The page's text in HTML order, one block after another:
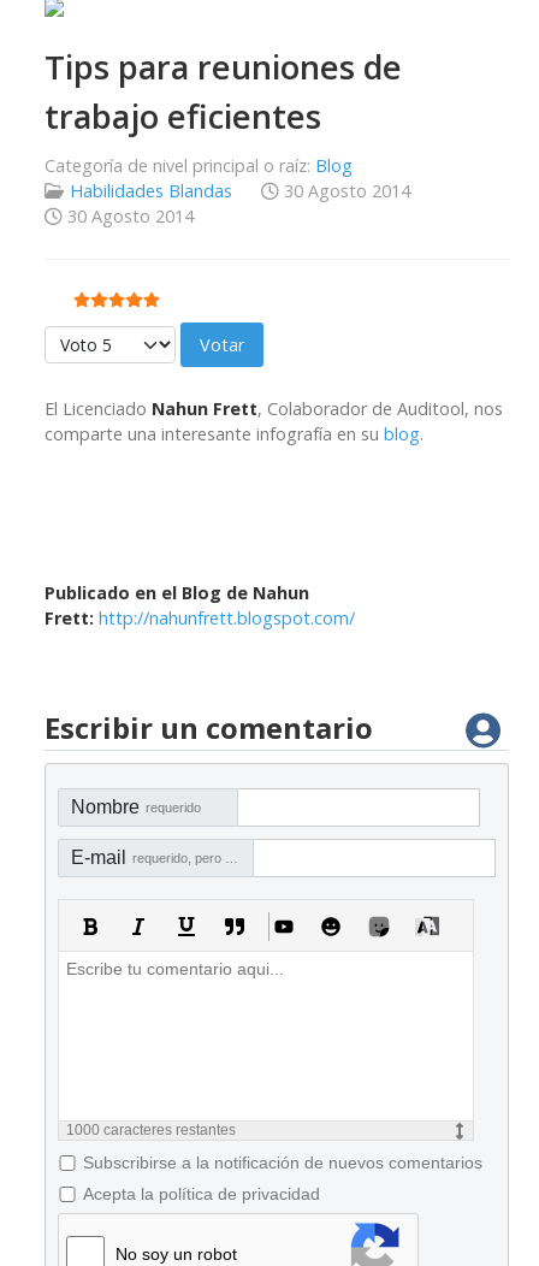
Tips para reuniones de
trabajo eficientes
Categoría de nivel principal o raíz: Blog
Habilidades Blandas
30 Agosto 2014
30 Agosto 2014
Ratio:5/5
Por favor, vote
El Licenciado Nahun Frett, Colaborador de Auditool, nos
comparte una interesante infografía en su blog.
Publicado en el Blog de Nahun
Frett: http://nahunfrett.blogspot.com/
Escribir un comentario
Nombre requerido
E-mail
1000 caracteres restantes
Subscribirse a la notificación de nuevos comentarios
Acepta la política de privacidad
No soy un robot